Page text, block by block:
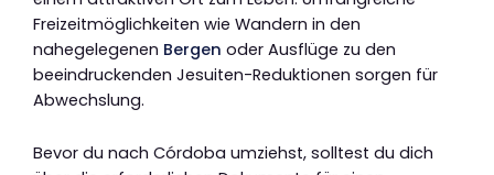
Freizeitmöglichkeiten wie Wandern in den
nahegelegenen Bergen oder Ausflüge zu den
beeindruckenden Jesuiten-Reduktionen sorgen für
Abwechslung.
Bevor du nach Córdoba umziehst, solltest du dich